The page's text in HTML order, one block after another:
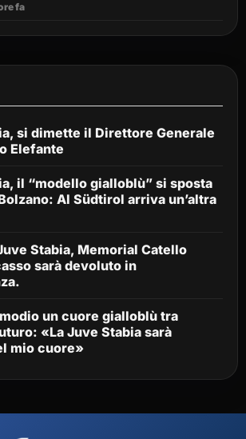
fa
si dimette il Direttore Generale
Elefante
il “modello gialloblù” si sposta
Al Südtirol arriva un’altra
Stabia, Memorial Catello
sarà devoluto in
un cuore gialloblù tra
«La Juve Stabia sarà
mio cuore»